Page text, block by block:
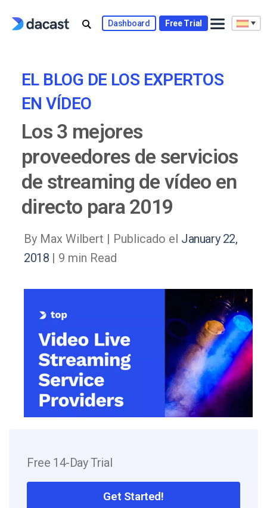
Dashboard Free Trial
EL BLOG DE LOS EXPERTOS
EN VÍDEO
Los 3 mejores
proveedores de servicios
de streaming de vídeo en
directo para 2019
By Max Wilbert | Publicado el January 22,
2018 | 9 min Read
Free 14-Day Trial
Get Started!